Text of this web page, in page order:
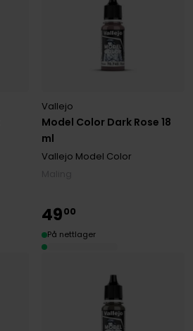
Model Color Dark Rose 18
ml
Vallejo
Vallejo Model Color
4900
På nettlager